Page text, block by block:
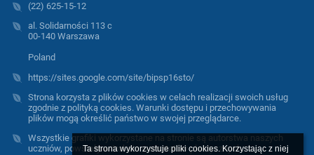
Ta strona wykorzystuje pliki cookies. Korzystając z niej
(22) 625-15-12
al. Solidarności 113 c
00-140 Warszawa
Poland
https://sites.google.com/site/bipsp16sto/
Strona korzysta z plików cookies w celach realizacji swoich usług
zgodnie z polityką cookies. Warunki dostępu i przechowywania
plików mogą określić państwo w swojej przeglądarce.
Wszystkie grafiki wykorzystane na stronie są autorstwa naszych
uczniów, powstały w trakcie warsztatów plastycznych.